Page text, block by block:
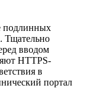
подлинных
Тщательно
вводом
HTTPS-
в
портал